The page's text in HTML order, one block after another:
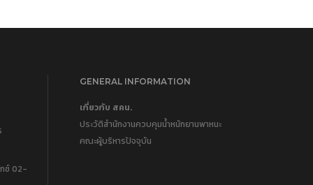
ซ์ 02-
GENERAL INFORMATION
เกี่ยวกับ สคน.
ประวัติสำนักงานควบคุมน้ำหนักยานพาหนะ
คณะผู้บริหารปัจจุบัน